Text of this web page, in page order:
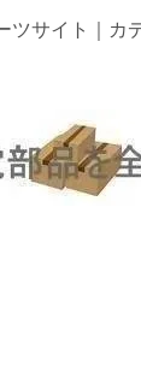
ツサイト｜